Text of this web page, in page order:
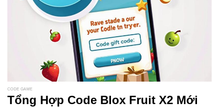
CODE GAME
Tổng Hợp Code Blox Fruit X2 Mới